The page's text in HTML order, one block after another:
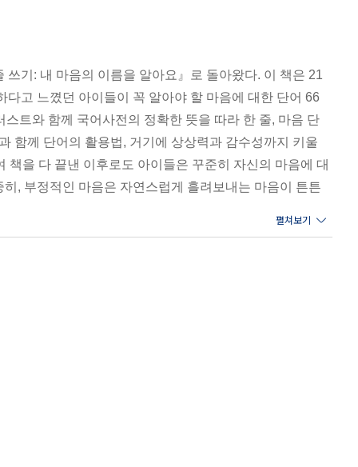
기: 내 마음의 이름을 알아요』로 돌아왔다. 이 책은 21
다고 느꼈던 아이들이 꼭 알아야 할 마음에 대한 단어 66
트와 함께 국어사전의 정확한 뜻을 따라 한 줄, 마음 단
함께 단어의 활용법, 거기에 상상력과 감수성까지 키울
책을 다 끝낸 이후로도 아이들은 꾸준히 자신의 마음에 대
, 부정적인 마음은 자연스럽게 흘려보내는 마음이 튼튼